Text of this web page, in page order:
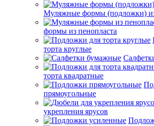
Муляжные формы (подложки)
формы из пенопласта
торта круглые
торта квадратные
прямоугольные
укрепления ярусов